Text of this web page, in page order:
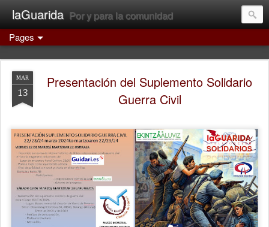
laGuarida Por y para la comunidad
Pages
MAR
13
Presentación del Suplemento Solidario
Guerra Civil